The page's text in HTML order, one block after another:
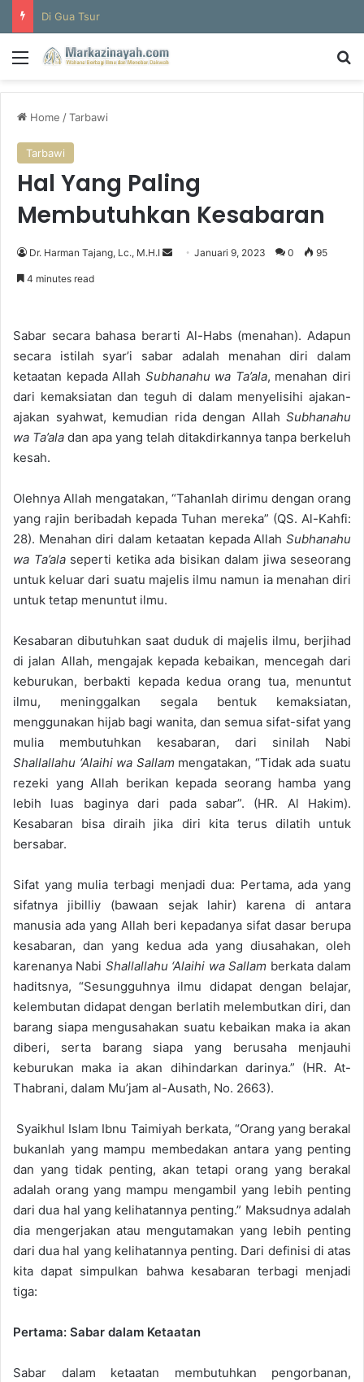
Di Gua Tsur
Menu
Home /Tarbawi
Tarbawi
Hal Yang Paling
Membutuhkan Kesabaran
Dr. Harman Tajang, Lc., M.H.I
a
Januari 9, 2023 0 95
4 minutes read
Sabar secara bahasa berarti Al-Habs (menahan). Adapun
secara istilah syar’i sabar adalah menahan diri dalam
ketaatan kepada Allah Subhanahu wa Ta’ala, menahan diri
dari kemaksiatan dan teguh di dalam menyelisihi ajakan-
ajakan syahwat, kemudian rida dengan Allah Subhanahu
wa Ta’ala dan apa yang telah ditakdirkannya tanpa berkeluh
kesah.
Olehnya Allah mengatakan, “Tahanlah dirimu dengan orang
yang rajin beribadah kepada Tuhan mereka” (QS. Al-Kahfi:
28). Menahan diri dalam ketaatan kepada Allah Subhanahu
wa Ta’ala seperti ketika ada bisikan dalam jiwa seseorang
untuk keluar dari suatu majelis ilmu namun ia menahan diri
untuk tetap menuntut ilmu.
Kesabaran dibutuhkan saat duduk di majelis ilmu, berjihad
di jalan Allah, mengajak kepada kebaikan, mencegah dari
keburukan, berbakti kepada kedua orang tua, menuntut
ilmu, meninggalkan segala bentuk kemaksiatan,
menggunakan hijab bagi wanita, dan semua sifat-sifat yang
mulia membutuhkan kesabaran, dari sinilah Nabi
Shallallahu ‘Alaihi wa Sallammengatakan, “Tidak ada suatu
rezeki yang Allah berikan kepada seorang hamba yang
lebih luas baginya dari pada sabar”. (HR. Al Hakim).
Kesabaran bisa diraih jika diri kita terus dilatih untuk
bersabar.
Sifat yang mulia terbagi menjadi dua: Pertama, ada yang
sifatnya jibilliy (bawaan sejak lahir) karena di antara
manusia ada yang Allah beri kepadanya sifat dasar berupa
kesabaran, dan yang kedua ada yang diusahakan, oleh
karenanya Nabi Shallallahu ‘Alaihi wa Sallam berkata dalam
haditsnya, “Sesungguhnya ilmu didapat dengan belajar,
kelembutan didapat dengan berlatih melembutkan diri, dan
barang siapa mengusahakan suatu kebaikan maka ia akan
diberi, serta barang siapa yang berusaha menjauhi
keburukan maka ia akan dihindarkan darinya.” (HR. At-
Thabrani, dalam Mu’jam al-Ausath, No. 2663).
Syaikhul Islam Ibnu Taimiyah berkata, “Orang yang berakal
bukanlah yang mampu membedakan antara yang penting
dan yang tidak penting, akan tetapi orang yang berakal
adalah orang yang mampu mengambil yang lebih penting
dari dua hal yang kelihatannya penting.” Maksudnya adalah
dia mengerjakan atau mengutamakan yang lebih penting
dari dua hal yang kelihatannya penting. Dari definisi di atas
kita dapat simpulkan bahwa kesabaran terbagi menjadi
tiga:
Pertama: Sabar dalam Ketaatan
Sabar dalam ketaatan membutuhkan pengorbanan,